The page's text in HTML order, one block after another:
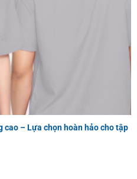
– Lựa chọn hoàn hảo cho tập